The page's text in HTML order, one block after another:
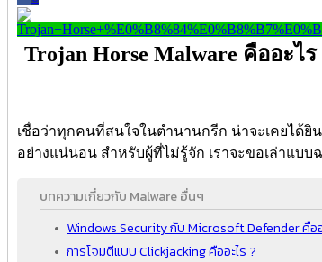
Trojan Horse Malware คืออะไร
เชื่อว่าทุกคนที่สนใจในตำนานกรีก น่าจะเคยได้ยิน
อย่างแน่นอน สำหรับผู้ที่ไม่รู้จัก เราจะขอเล่าแบบ
บทความเกี่ยวกับ Malware อื่นๆ
Windows Security กับ Microsoft Defender คืออ
การโจมตีแบบ Clickjacking คืออะไร ?